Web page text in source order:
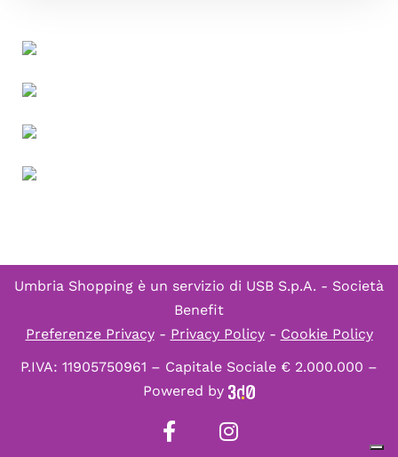
Umbria Shopping è un servizio di USB S.p.A. - Società
Benefit
Preferenze Privacy- Privacy Policy- Cookie Policy
P.IVA: 11905750961 – Capitale Sociale € 2.000.000 –
Powered by